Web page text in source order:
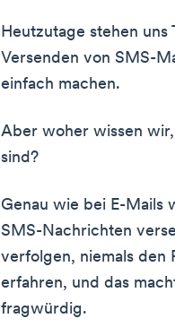
Heutzutage stehen uns
Versenden von SMS-
einfach machen.
Aber woher wissen
sind?
Genau wie bei E-Mails
SMS-Nachrichten
verfolgen, niemals den
erfahren, und das
fragwürdig.